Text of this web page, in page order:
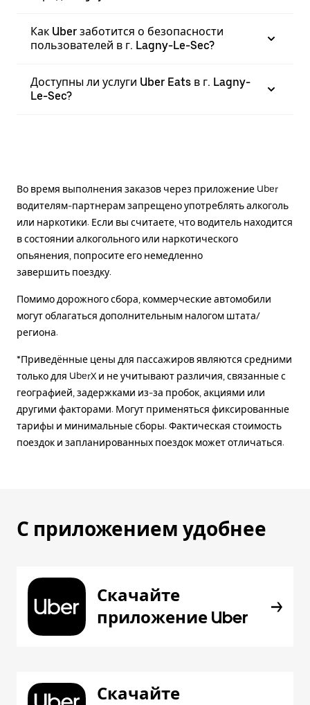
Как Uber заботится о безопасности
пользователей в г. Lagny-Le-Sec?
Доступны ли услуги Uber Eats в г. Lagny-
Le-Sec?
Во время выполнения заказов через приложение Uber
водителям-партнерам запрещено употреблять алкоголь
или наркотики. Если вы считаете, что водитель находится
в состоянии алкогольного или наркотического
опьянения, попросите его немедленно
завершить поездку.
Помимо дорожного сбора, коммерческие автомобили
могут облагаться дополнительным налогом штата/
региона.
*Приведённые цены для пассажиров являются средними
только для UberX и не учитывают различия, связанные с
географией, задержками из-за пробок, акциями или
другими факторами. Могут применяться фиксированные
тарифы и минимальные сборы. Фактическая стоимость
поездок и запланированных поездок может отличаться.
С приложением удобнее
Скачайте
приложение Uber
Скачайте